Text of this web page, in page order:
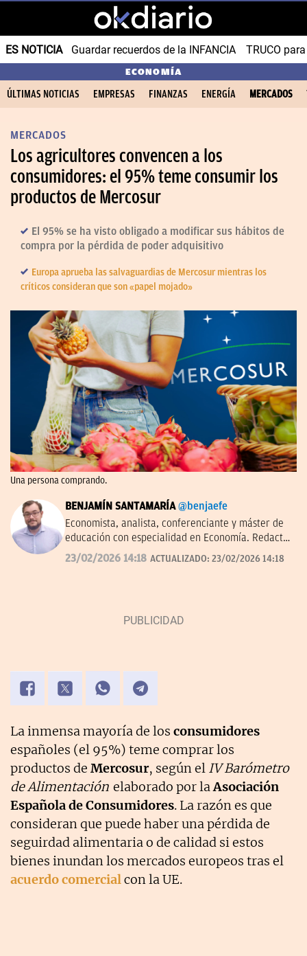
ES NOTICIA Guardar recuerdos de la INFANCIA TRUCO
ECONOMÍA
ÚLTIMAS NOTICIAS EMPRESAS FINANZAS ENERGÍA MERCADOS
MERCADOS
Los agricultores convencen a los
consumidores: el 95% teme consumir los
productos de Mercosur
El 95% se ha visto obligado a modificar sus hábitos de
compra por la pérdida de poder adquisitivo
Europa aprueba las salvaguardias de Mercosur mientras los
críticos consideran que son «papel mojado»
Una persona comprando.
BENJAMÍN SANTAMARÍA @benjaefe
Economista, analista, conferenciante y máster de
educación con especialidad en Economía. Redactor
de economía y empresas en OKDIARIO y autor de
'La economía a través del tiempo' en el Instituto
23/02/2026 14:18 ACTUALIZADO: 23/02/2026 14:18
La inmensa mayoría de los consumidores
españoles (el 95%) teme comprar los
productos de Mercosur, según el IV Barómetro
de Alimentación elaborado por laAsociación
Española de Consumidores. La razón es que
consideran que puede haber una pérdida de
seguirdad alimentaria o de calidad si estos
bienes inundan los mercados europeos tras el
acuerdo comercialcon la UE.